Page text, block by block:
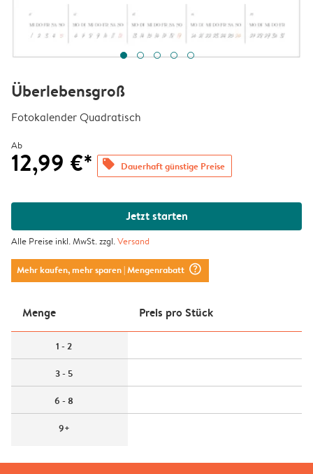
Überlebensgroß
Fotokalender Quadratisch
Ab
12,99 €* offers Dauerhaft günstige Preise
Jetzt starten
Alle Preise inkl. MwSt. zzgl.Versand
Mehr kaufen, mehr sparen| Mengenrabatt question_mark_circle
Menge Preis pro Stück
1 - 2
3 - 5
6 - 8
9+